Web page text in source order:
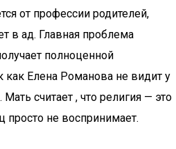
от профессии родителей,
в ад. Главная проблема
полноценной
Елена Романова не видит у
считает , что религия — это
не воспринимает.